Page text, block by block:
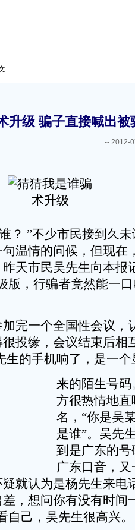
升级 骗子直接喊出被
-- 2012-
”不少市民接到久未
温情的问候，但现在
天市民吴先生向本报
版，行骗者竟然能一
一个全国性会议，
投缘，会议结束后相
生的手机响了，是一
来的陌生号
方很热情地直
名，“你是吴
是谁”。吴先
到是广东的
广东口音，
就认为是杨先生来电
，想问你有没有时间
自己，吴先生很高兴。